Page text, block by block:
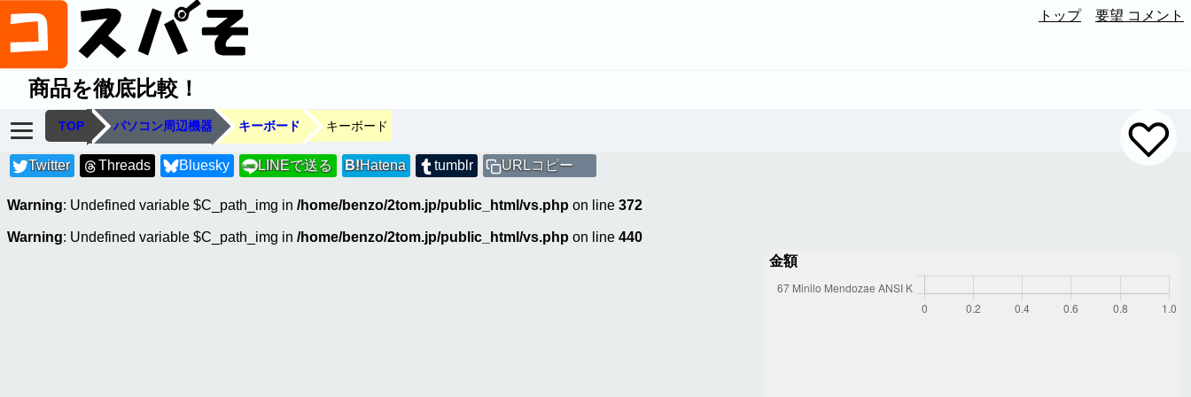
トップ 要望 コメント
商品を徹底比較！
TOP パソコン周辺機器 キーボード キーボード
Twitter Threads Bluesky LINE LINEで送る B!Hatena tumblr URLコピー
Warning: Undefined variable $C_path_img in /home/benzo/2tom.jp/public_html/vs.php on line 372
Warning: Undefined variable $C_path_img in /home/benzo/2tom.jp/public_html/vs.php on line 440
金額